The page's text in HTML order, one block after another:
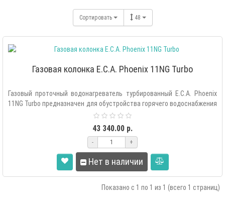
Сортировать 48
Газовая колонка E.C.A. Phoenix 11NG Turbo
Газовый проточный водонагреватель турбированный E.C.A. Phoenix
11NG Turbo предназначен для обустройства горячего водоснабжения
43 340.00 р.
- +
Нет в наличии
Показано с 1 по 1 из 1 (всего 1 страниц)